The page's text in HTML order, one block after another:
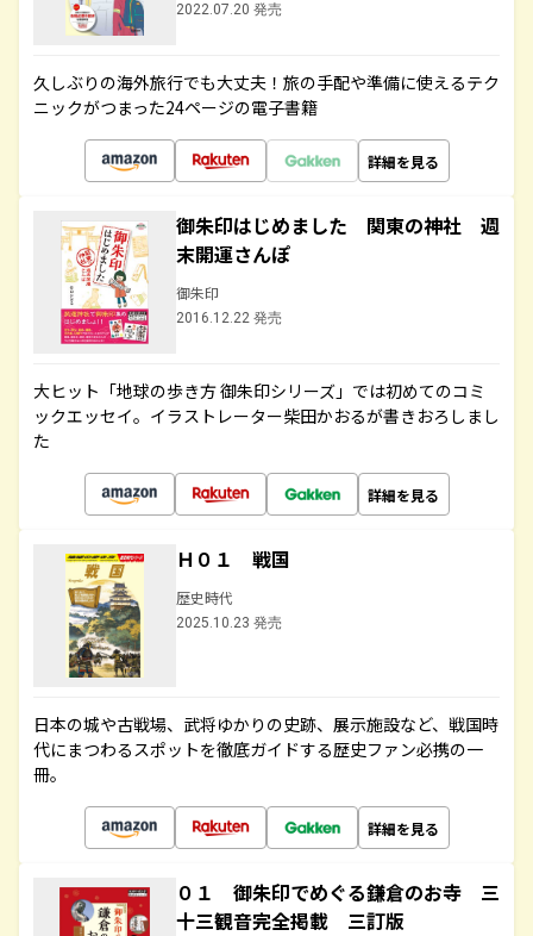
2022.07.20 発売
久しぶりの海外旅行でも大丈夫！旅の手配や準備に使えるテク
ニックがつまった24ページの電子書籍
詳細を見る
御朱印はじめました 関東の神社 週
末開運さんぽ
御朱印
2016.12.22 発売
大ヒット「地球の歩き方 御朱印シリーズ」では初めてのコミ
ックエッセイ。イラストレーター柴田かおるが書きおろしまし
た
詳細を見る
Ｈ０１ 戦国
歴史時代
2025.10.23 発売
日本の城や古戦場、武将ゆかりの史跡、展示施設など、戦国時
代にまつわるスポットを徹底ガイドする歴史ファン必携の一
冊。
詳細を見る
０１ 御朱印でめぐる鎌倉のお寺 三
十三観音完全掲載 三訂版